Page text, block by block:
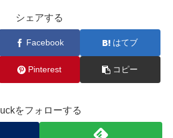
シェアする
Facebook はてブ
Pinterest コピー
luckをフォローする